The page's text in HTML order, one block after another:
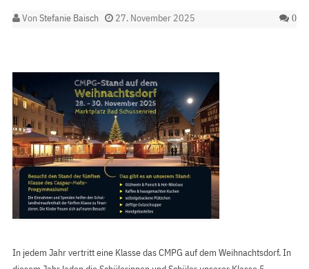
VonStefanie Baisch 27. November 2025 0
In jedem Jahr vertritt eine Klasse das CMPG auf dem Weihnachtsdorf. In